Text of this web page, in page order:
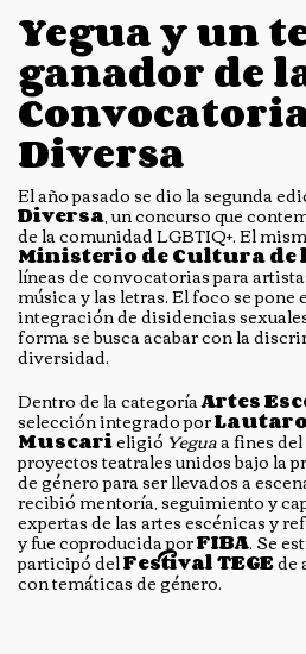
Yegua y un
ganador de
Diversa
El año pasado se dio la segunda
Diversa, un concurso que
de la comunidad LGBTIQ+. El
Ministerio de Cultura de
líneas de convocatorias para
música y las letras. El foco se
integración de disidencias
forma se busca acabar con la
diversidad.
Dentro de la categoríaArtes
selección integrado por
Muscarieligió Yeguaa fines
proyectos teatrales unidos bajo la
de género para ser llevados a
recibió mentoría, seguimiento y
expertas de las artes escénicas y
y fue coproducida porFIBA. Se
participó delFestival TEGEde
con temáticas de género.